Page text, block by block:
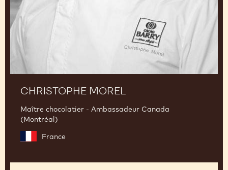
CHRISTOPHE MOREL
Maître chocolatier - Ambassadeur Canada
(Montréal)
France